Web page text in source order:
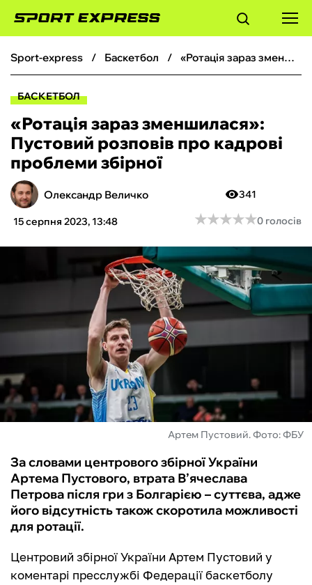
ФУТБОЛ
БОКС
ХОКЕЙ
ТЕНІС
КІБЕРСПОРТ
ІНШІ
БУКМЕКЕРИ
sport-express баскетбол «Ротація зараз зменшилася»: Пустовий розповів про кадрові проблеми збірної
БАСКЕТБОЛ
«Ротація зараз зменшилася»:
Пустовий розповів про кадрові
проблеми збірної
Олександр Величко
15 серпня 2023, 13:48
341
★★★★★
★★★★★0 голосів
Артем Пустовий. Фото: ФБУ
За словами центрового збірної України
Артема Пустового, втрата В’ячеслава
Петрова після гри з Болгарією – суттєва, адже
його відсутність також скоротила можливості
для ротації.
Центровий збірної України Артем Пустовий у
коментарі пресслужбі Федерації баскетболу